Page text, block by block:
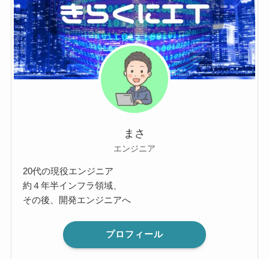
まさ
エンジニア
20代の現役エンジニア
約４年半インフラ領域、
その後、開発エンジニアへ
プロフィール